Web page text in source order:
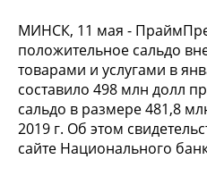
МИНСК, 11 мая -
положительное сальдо
товарами и услугами в
составило 498 млн долл
сальдо в размере 481,8
2019 г. Об этом
сайте Национального